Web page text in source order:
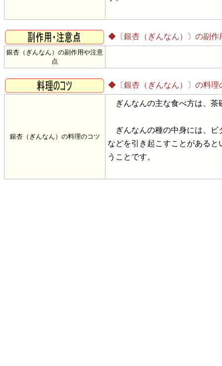
◆〔銀杏（ぎんなん）〕の副作
銀杏（ぎんなん）の副作用や注意
点
◆〔銀杏（ぎんなん）〕の料理
銀杏（ぎんなん）の料理のコツ
ぎんなんの主な食べ方は、茶
ぎんなんの種の中身には、ビ
などを引き起こすことがある
うことです。